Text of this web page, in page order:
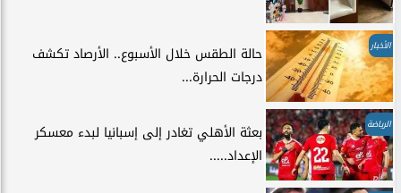
الأخبار
حالة الطقس خلال الأسبوع.. الأرصاد تكشف
درجات الحرارة...
الرياضة
بعثة الأهلي تغادر إلى إسبانيا لبدء معسكر
الإعداد.....